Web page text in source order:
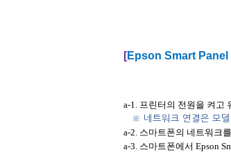
[Epson Smart Panel
a-1. 프린터의 전원을 켜고
※ 네트워크 연결은 모
a-2. 스마트폰의 네트워크
a-3. 스마트폰에서 Epson